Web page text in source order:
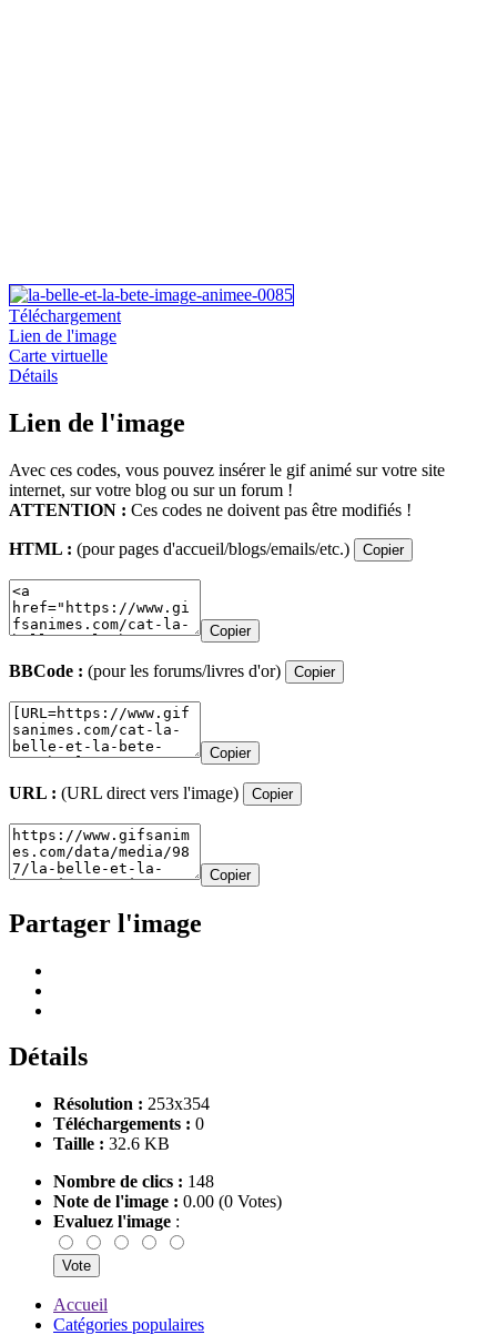
Téléchargement
Lien de l'image
Carte virtuelle
Détails
Lien de l'image
Avec ces codes, vous pouvez insérer le gif animé sur votre site
internet, sur votre blog ou sur un forum !
ATTENTION : Ces codes ne doivent pas être modifiés !
HTML : (pour pages d'accueil/blogs/emails/etc.) Copier
Copier
BBCode : (pour les forums/livres d'or) Copier
Copier
URL : (URL direct vers l'image) Copier
Copier
Partager l'image
Détails
Résolution : 253x354
Téléchargements : 0
Taille : 32.6 KB
Nombre de clics : 148
Note de l'image : 0.00 (0 Votes)
Evaluez l'image :
Accueil
Catégories populaires